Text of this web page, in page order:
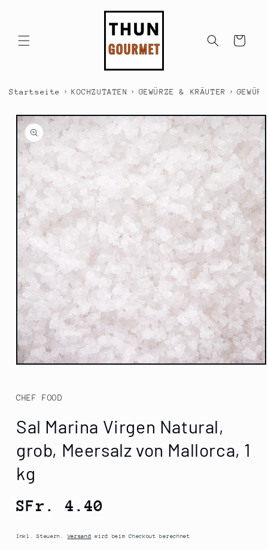
Warenkorb
Startseite › KOCHZUTATEN › GEWÜRZE & KRÄUTER ›
Medien
Modal
öffnen
CHEF FOOD
Sal Marina Virgen Natural,
grob, Meersalz von Mallorca, 1
kg
Normaler
SFr. 4.40
Inkl. Steuern.Versand wird beim Checkout berechnet